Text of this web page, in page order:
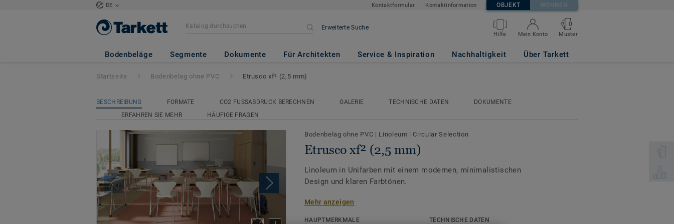
DE Kontaktformular Kontaktinformation OBJEKT WOHNEN
Erweiterte Suche
Hilfe Mein Konto
0
Muster
Bodenbeläge Segmente Dokumente Für Architekten Service & Inspiration Nachhaltigkeit Über Tarkett
Etrusco xf² (2,5 mm)
Startseite Bodenbelag ohne PVC Etrusco xf² (2,5 mm)
BESCHREIBUNG FORMATE CO2 FUSSABDRUCK BERECHNEN GALERIE TECHNISCHE DATEN
DOKUMENTE
ERFAHREN SIE MEHR
HÄUFIGE FRAGEN
Bodenbelag ohne PVC | Linoleum | Circular Selection
Etrusco xf² (2,5 mm)
Linoleum in Unifarben mit einem modernen, minimalistischen
Design und klaren Farbtönen.
Unser Uni-Linoleum ist eine der nachhaltigsten
Mehr anzeigen
HAUPTMERKMALE
TECHNISCHE DATEN